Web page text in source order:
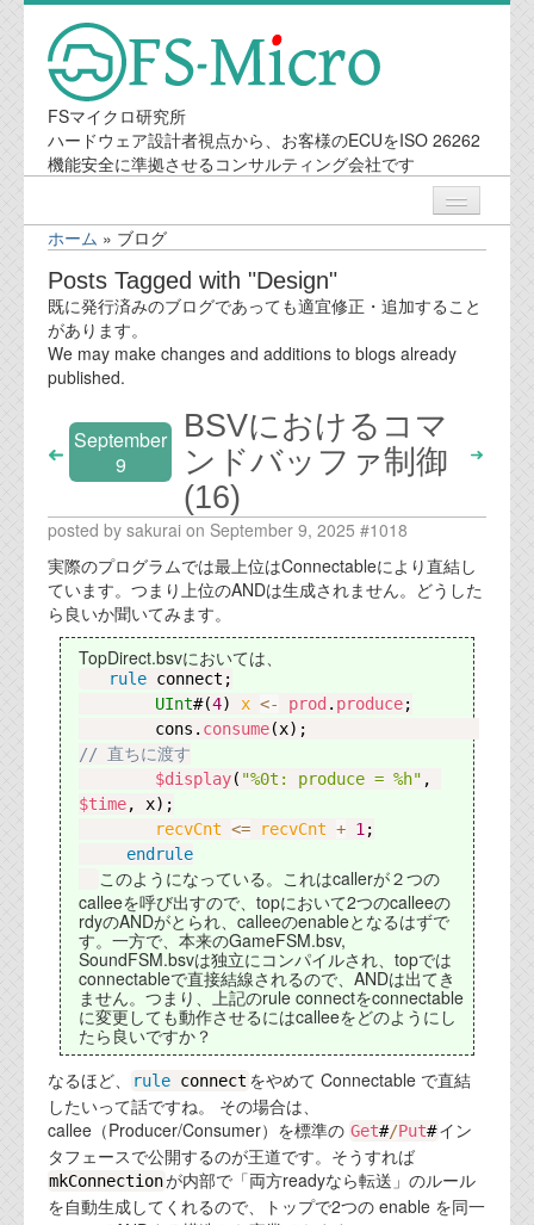
FSマイクロ研究所
ハードウェア設計者視点から、お客様のECUをISO 26262
機能安全に準拠させるコンサルティング会社です
ニュース
業務内容
会社案内
オフィス
実績
機能安全ブログ
設計ブログ
テクノロジ
外部投稿記事
ブログテーマ
技術文書
ご希望の方は、お問い合わせページから
資料閲覧パスワードをお問い合わせ頂き
ログインをお願い致します。アカウント
名は"opendocument"です。
機能安全用語集
設計用語集
ホーム » ブログ
Posts Tagged with "Design"
既に発行済みのブログであっても適宜修正・追加すること
があります。
We may make changes and additions to blogs already
published.
September
9
BSVにおけるコマ
ンドバッファ制御
(16)
posted by sakurai on September 9, 2025 #1018
実際のプログラムでは最上位はConnectableにより直結し
ています。つまり上位のANDは生成されません。どうした
ら良いか聞いてみます。
TopDirect.bsvにおいては、
rule connect ;
UInt#(4) x <- prod . produce;
        cons.
consume
// 直ちに渡す
$display( "%0t: produce = %h"
$time, x);
recvCnt <= recvCnt + 1 ;
endrule
このようになっている。これはcallerが２つの
calleeを呼び出すので、topにおいて2つのcalleeの
rdyのANDがとられ、calleeのenableとなるはずで
す。一方で、本来のGameFSM.bsv,
SoundFSM.bsvは独立にコンパイルされ、topでは
connectableで直接結線されるので、ANDは出てき
ません。つまり、上記のrule connectをconnectable
に変更しても動作させるにはcalleeをどのようにし
たら良いですか？
なるほど、
rule connect をやめて Connectable で直結
したいって話ですね。 その場合は、
callee（Producer/Consumer）を標準の Get#/Put#イン
タフェースで公開するのが王道です。そうすれば
mkConnectionが内部で「両方readyなら転送」のルール
を自動生成してくれるので、トップで2つの enable を同一